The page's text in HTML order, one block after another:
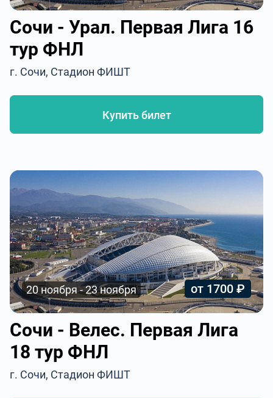
Сочи - Урал. Первая Лига 16
тур ФНЛ
г. Сочи, Стадион ФИШТ
Купить билет
20 ноября - 23 ноября от 1700 ₽
Сочи - Велес. Первая Лига
18 тур ФНЛ
г. Сочи, Стадион ФИШТ